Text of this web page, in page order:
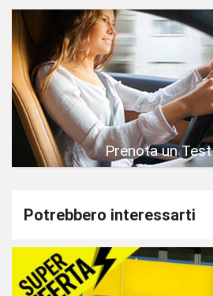
Prenota un
Potrebbero interessarti